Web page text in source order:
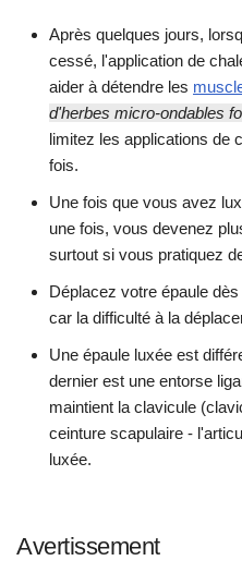
Après quelques jours,
cessé, l'application de
aider à détendre les
d'herbes micro-ondables
limitez les applications de
fois.
Une fois que vous avez
une fois, vous devenez
surtout si vous pratiquez
Déplacez votre épaule
car la difficulté à la
Une épaule luxée est
dernier est une entorse
maintient la clavicule
ceinture scapulaire -
luxée.
Avertissement